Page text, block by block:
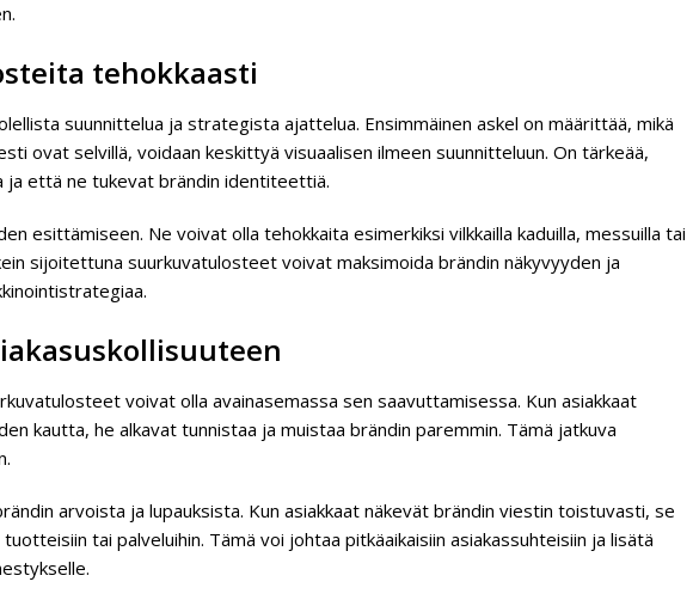
tehokkaasti
suunnittelua ja strategista ajattelua. Ensimmäinen askel on määrittää, mikä
ovat selvillä, voidaan keskittyä visuaalisen ilmeen suunnitteluun. On tärkeää,
että ne tukevat brändin identiteettiä.
esittämiseen. Ne voivat olla tehokkaita esimerkiksi vilkkailla kaduilla, messuilla tai
sijoitettuna suurkuvatulosteet voivat maksimoida brändin näkyvyyden ja
voivat olla avainasemassa sen saavuttamisessa. Kun asiakkaat
kautta, he alkavat tunnistaa ja muistaa brändin paremmin. Tämä jatkuva
arvoista ja lupauksista. Kun asiakkaat näkevät brändin viestin toistuvasti, se
tai palveluihin. Tämä voi johtaa pitkäaikaisiin asiakassuhteisiin ja lisätä